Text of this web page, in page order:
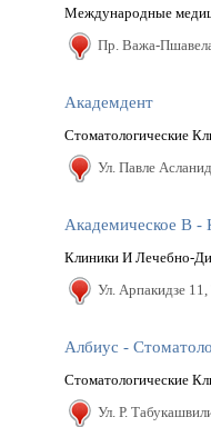
Международные
Пр. Важа-
Академдент
Стоматологические
Ул. Павле
Академическое В -
Клиники И Лечебно-
Ул. Арпакидзе
Албиус -
Стоматологические
Ул. Р.